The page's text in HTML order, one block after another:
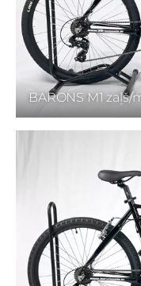
BARONS M1 zaļš/